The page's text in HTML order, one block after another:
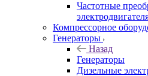
Частотные
Компрессорное
Генераторы
Назад
Генераторы
Дизельные